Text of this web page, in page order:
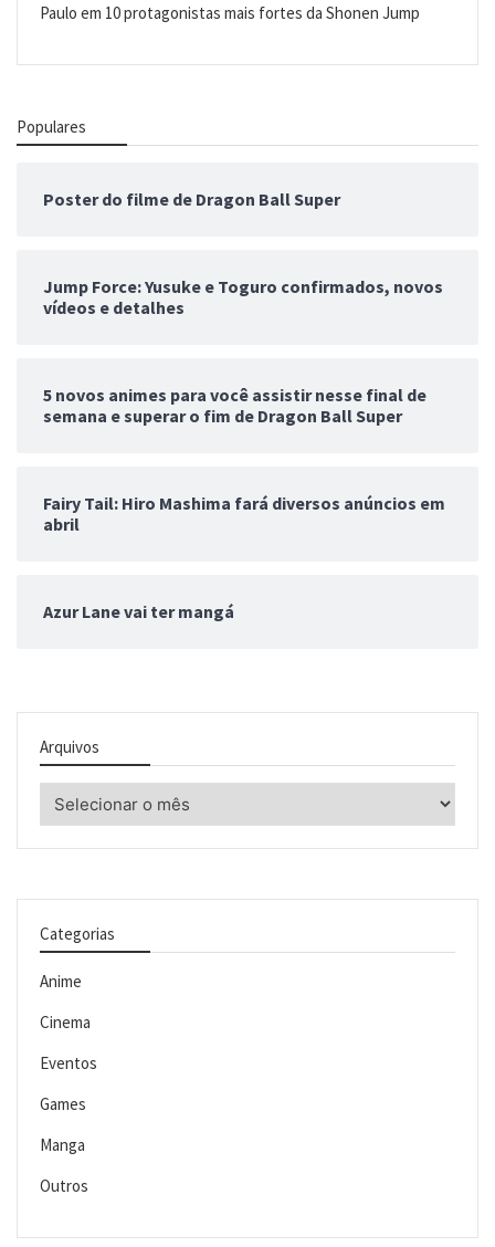
Paulo em 10 protagonistas mais fortes da Shonen Jump
Populares
Poster do filme de Dragon Ball Super
Jump Force: Yusuke e Toguro confirmados, novos
vídeos e detalhes
5 novos animes para você assistir nesse final de
semana e superar o fim de Dragon Ball Super
Fairy Tail: Hiro Mashima fará diversos anúncios em
abril
Azur Lane vai ter mangá
Arquivos
Categorias
Anime
Cinema
Eventos
Games
Manga
Outros